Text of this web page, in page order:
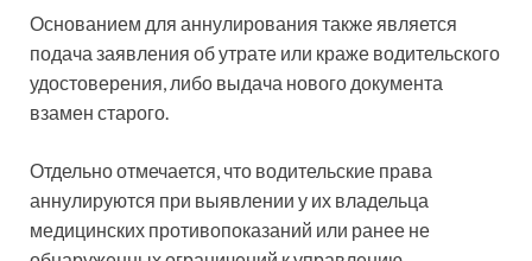
Основанием для аннулирования также является
подача заявления об утрате или краже водительского
удостоверения, либо выдача нового документа
взамен старого.
Отдельно отмечается, что водительские права
аннулируются при выявлении у их владельца
медицинских противопоказаний или ранее не